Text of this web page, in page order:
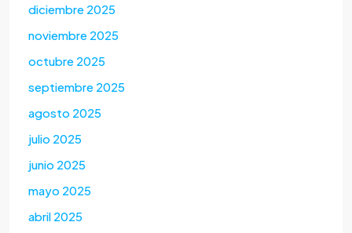
diciembre 2025
noviembre 2025
octubre 2025
septiembre 2025
agosto 2025
julio 2025
junio 2025
mayo 2025
abril 2025